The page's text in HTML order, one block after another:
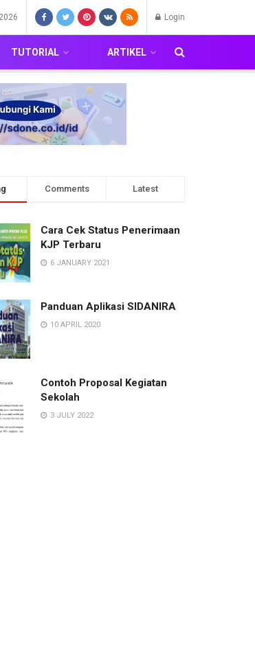
Login
TUTORIAL ARTIKEL
Comments Latest
Cara Cek Status Penerimaan
KJP Terbaru
6 JANUARY 2021
Panduan Aplikasi SIDANIRA
10 APRIL 2020
Contoh Proposal Kegiatan
Sekolah
3 JULY 2022